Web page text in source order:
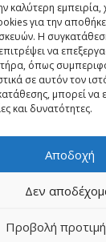
καλύτερη
για την
Η
να
όπως
σε αυτόν τον
μπορεί να
και δυνατότητες.
Αποδοχή
Δεν
Προβολή